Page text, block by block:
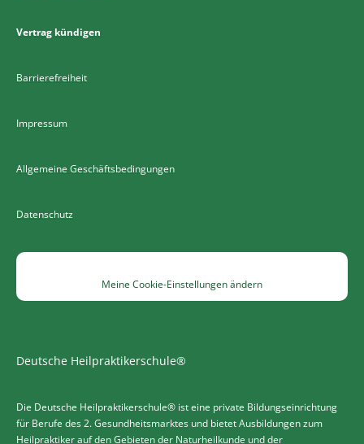
Vertrag kündigen
Barrierefreiheit
Impressum
Allgemeine Geschäftsbedingungen
Datenschutz
Meine Cookie-Einstellungen ändern
Deutsche Heilpraktikerschule®
Die Deutsche Heilpraktikerschule® ist eine private Bildungseinrichtung
für Berufe des 2. Gesundheitsmarktes und bietet Ausbildungen zum
Heilpraktiker auf den Gebieten der Naturheilkunde und der